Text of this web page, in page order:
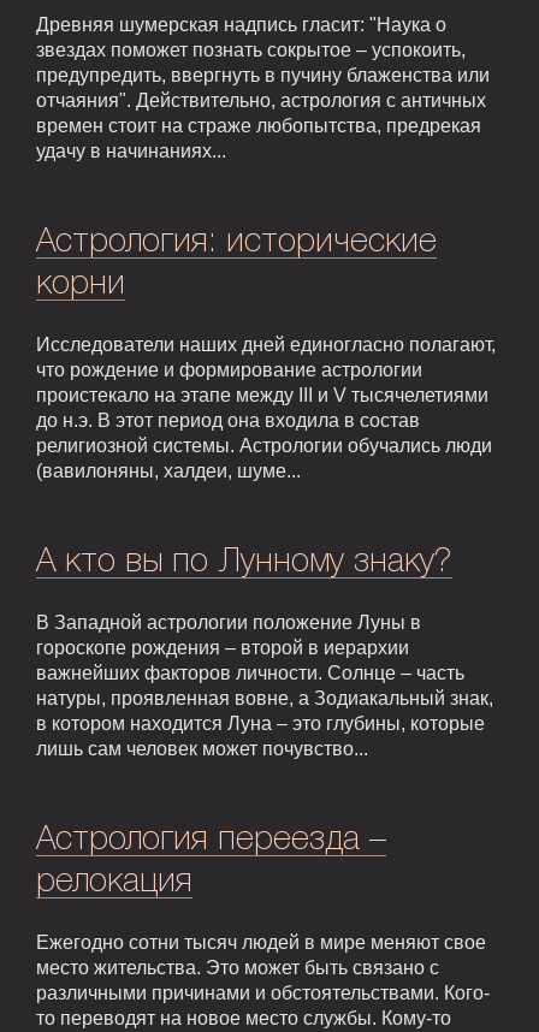
Древняя шумерская надпись гласит: "Наука о
звездах поможет познать сокрытое – успокоить,
предупредить, ввергнуть в пучину блаженства или
отчаяния". Действительно, астрология с античных
времен стоит на страже любопытства, предрекая
удачу в начинаниях...
Астрология: исторические
корни
Исследователи наших дней единогласно полагают,
что рождение и формирование астрологии
проистекало на этапе между III и V тысячелетиями
до н.э. В этот период она входила в состав
религиозной системы. Астрологии обучались люди
(вавилоняны, халдеи, шуме...
А кто вы по Лунному знаку?
В Западной астрологии положение Луны в
гороскопе рождения – второй в иерархии
важнейших факторов личности. Солнце – часть
натуры, проявленная вовне, а Зодиакальный знак,
в котором находится Луна – это глубины, которые
лишь сам человек может почувство...
Астрология переезда –
релокация
Ежегодно сотни тысяч людей в мире меняют свое
место жительства. Это может быть связано с
различными причинами и обстоятельствами. Кого-
то переводят на новое место службы. Кому-то